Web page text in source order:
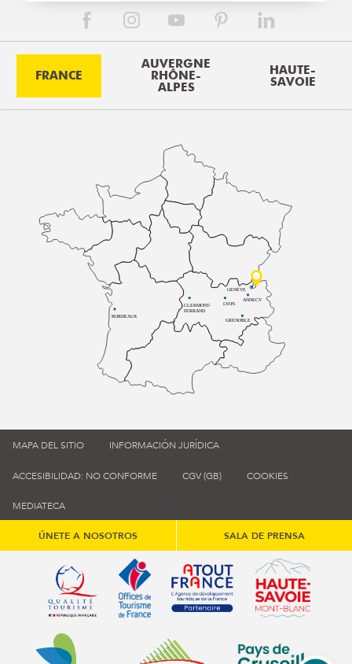
FRANCE
AUVERGNE
RHÔNE-
ALPES
HAUTE-
SAVOIE
BORDEAUX
CLERMONT-
FERRAND
LYON
ANNECY
GRENOBLE
GENÈVE
MAPA DEL SITIO INFORMACIÓN JURÍDICA
ACCESIBILIDAD: NO CONFORME CGV (GB) COOKIES
MEDIATECA
ÚNETE A NOSOTROS SALA DE PRENSA
Qualité tourisme (s'ouvre dans une nouvelle fenêtre)
Office de tourisme de France (s'ouvre
Atout France (s'ouvre dans
Annemasse Agglo (s'ouvre dans une nouvelle fenêtre)
Communauté de communes du
Communauté de